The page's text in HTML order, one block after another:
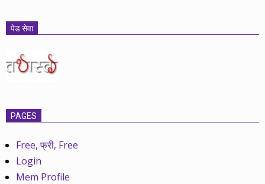
पेड सेवा
PAGES
Free, फ्री, Free
Login
Mem Profile